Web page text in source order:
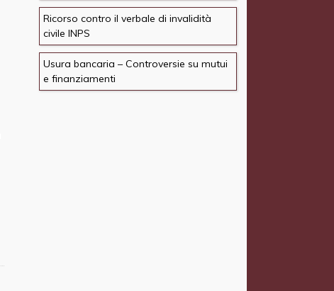
Ricorso contro il verbale di invalidità
civile INPS
Usura bancaria – Controversie su mutui
e finanziamenti